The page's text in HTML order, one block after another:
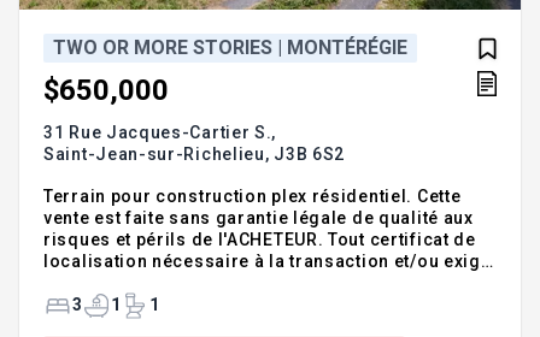
TWO OR MORE STORIES | MONTÉRÉGIE
$650,000
31 Rue Jacques-Cartier S.,
Saint-Jean-sur-Richelieu, J3B 6S2
Terrain pour construction plex résidentiel. Cette
vente est faite sans garantie légale de qualité aux
risques et périls de l'ACHETEUR. Tout certificat de
localisation nécessaire à la transaction et/ou exigé
l'ACHETEUR. Toute vérification d'usage des lieux
3 1 1